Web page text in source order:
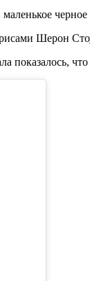
Шерон
показалось,